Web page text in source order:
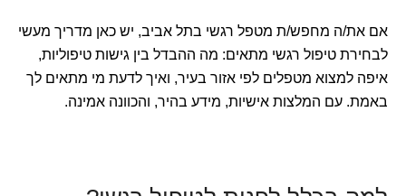
אם את/ה מחפש/ת מטפל רגשי בתל אביב, יש כאן מדריך מעשי
לבחירת טיפול רגשי מתאים: מה ההבדל בין גישות טיפוליות,
איפה למצוא מטפלים לפי אזור בעיר, ואיך לדעת מי מתאים לך
באמת. עם המלצות אישיות, מידע בהיר, והכוונה אמינה.